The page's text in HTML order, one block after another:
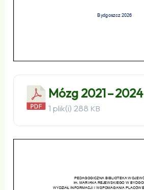
Mózg 2021 – 2024
1 plik(i) 288 KB